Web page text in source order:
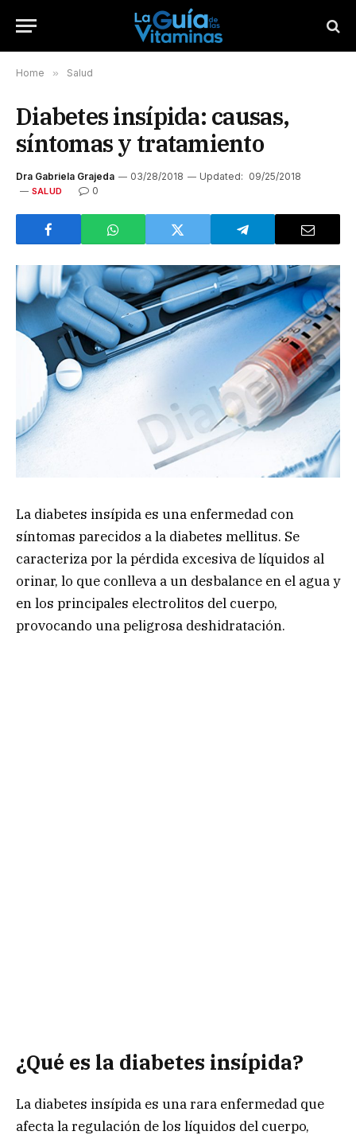
Home » Salud
Diabetes insípida: causas,
síntomas y tratamiento
Dra Gabriela Grajeda 03/28/2018 Updated: 09/25/2018
SALUD 0
La diabetes insípida es una enfermedad con
síntomas parecidos a la diabetes mellitus. Se
caracteriza por la pérdida excesiva de líquidos al
orinar, lo que conlleva a un desbalance en el agua y
en los principales electrolitos del cuerpo,
provocando una peligrosa deshidratación.
¿Qué es la diabetes insípida?
La diabetes insípida es una rara enfermedad que
afecta la regulación de los líquidos del cuerpo,